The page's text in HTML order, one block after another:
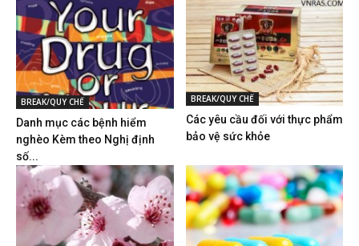
BREAK/QUY CHẾ
Danh mục các bệnh hiểm
nghèo Kèm theo Nghị định
số...
BREAK/QUY CHẾ
Các yêu cầu đối với thực phẩm
bảo vệ sức khỏe